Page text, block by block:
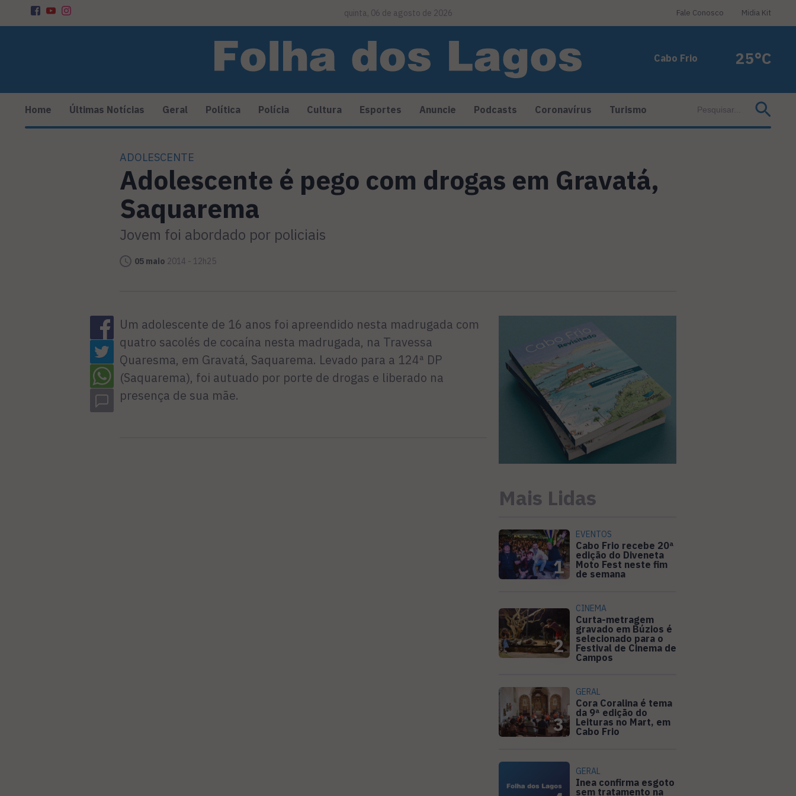
quinta, 06 de agosto de 2026 Fale Conosco Midia Kit
Cabo Frio 25°C
Home Últimas Notícias Geral Política Polícia Cultura Esportes Anuncie Podcasts Coronavírus Turismo
ADOLESCENTE
Adolescente é pego com drogas em Gravatá,
Saquarema
Jovem foi abordado por policiais
05 maio 2014 - 12h25
Um adolescente de 16 anos foi apreendido nesta madrugada com
quatro sacolés de cocaína nesta madrugada, na Travessa
Quaresma, em Gravatá, Saquarema. Levado para a 124ª DP
(Saquarema), foi autuado por porte de drogas e liberado na
presença de sua mãe.
Mais Lidas
1
EVENTOS
Cabo Frio recebe 20ª
edição do Diveneta
Moto Fest neste fim
de semana
2
CINEMA
Curta-metragem
gravado em Búzios é
selecionado para o
Festival de Cinema de
Campos
3
GERAL
Cora Coralina é tema
da 9ª edição do
Leituras no Mart, em
Cabo Frio
GERAL
Inea confirma esgoto
sem tratamento na